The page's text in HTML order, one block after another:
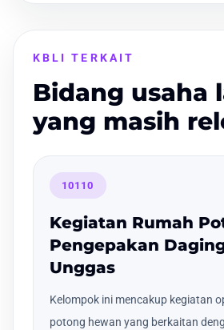
KBLI TERKAIT
Bidang usaha
yang masih
10110
Kegiatan Rumah
Pengepakan
Unggas
Kelompok ini mencakup kegiatan
potong hewan yang berkaitan